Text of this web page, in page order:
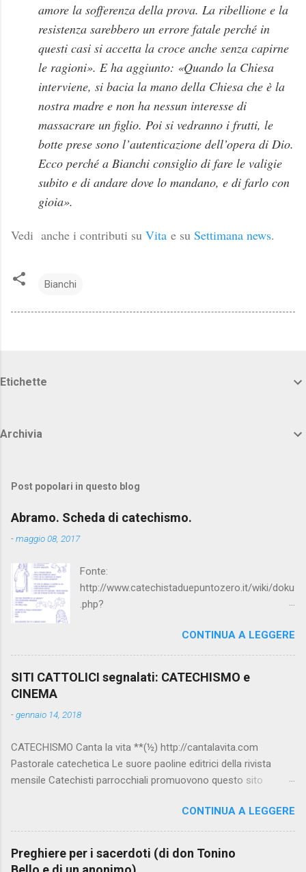
amore la sofferenza della prova. La ribellione e la
resistenza sarebbero un errore fatale perché in
questi casi si accetta la croce anche senza capirne
le ragioni». E ha aggiunto: «Quando la Chiesa
interviene, si bacia la mano della Chiesa che è la
nostra madre e non ha nessun interesse di
massacrare un figlio. Poi si vedranno i frutti, le
botte prese sono l’autenticazione dell’opera di Dio.
Ecco perché a Bianchi consiglio di fare le valigie
subito e di andare dove lo mandano, e di farlo con
gioia».
Vedi anche i contributi su Vita e su Settimana news.
Bianchi
Etichette
Archivia
Post popolari in questo blog
Abramo. Scheda di catechismo.
-maggio 08, 2017
Fonte:
http://www.catechistaduepuntozero.it/wiki/doku
.php?
CONTINUA A LEGGERE
SITI CATTOLICI segnalati: CATECHISMO e
CINEMA
-gennaio 14, 2018
CATECHISMO Canta la vita **(½) http://cantalavita.com
Pastorale catechetica Le suore paoline editrici della rivista
mensile Catechisti parrocchiali promuovono questo sito
www.facebook.com/PaolineGiovanieVangelo/ Carimo **
http://www.carimo.it Contiene i Catechismo della Chiesa
Cattolica, la Bibbia a Fumetti (novità assoluta in internet), il
CONTINUA A LEGGERE
Preghiere per i sacerdoti (di don Tonino